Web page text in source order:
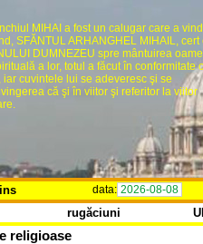
MIHAI a fost un calugar care a
SFĂNTUL ARHANGHEL MIHAIL, cert
DUMNEZEU spre mântuirea
a lor, totul a făcut în conformitate
cuvintele lui se adeveresc şi se
că şi în viitor şi referitor la viitor
data: 2026-08-08
rugăciuni
religioase